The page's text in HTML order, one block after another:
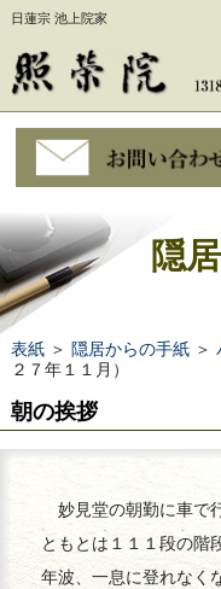
日蓮宗 池上院家
隠
表紙＞ 隠居からの手紙＞
２７年１１月）
朝の挨拶
妙見堂の朝勤に車で
ともとは１１１段の階
年波、一息に登れなく